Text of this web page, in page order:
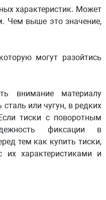
характеристик. Может
Чем выше это значение,
могут разойтись
внимание материалу
или чугун, в редких
тиски с поворотным
фиксации в
тем как купить тиски,
их характеристиками и